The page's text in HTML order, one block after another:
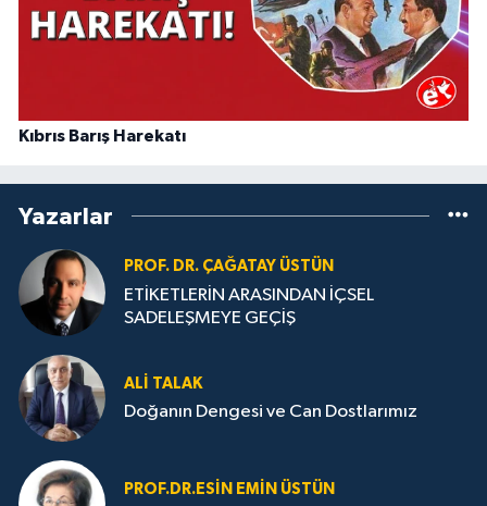
Kıbrıs Barış Harekatı
Yazarlar
PROF. DR. ÇAĞATAY ÜSTÜN
ETİKETLERİN ARASINDAN İÇSEL
SADELEŞMEYE GEÇİŞ
ALI TALAK
Doğanın Dengesi ve Can Dostlarımız
PROF.DR.ESIN EMIN ÜSTÜN